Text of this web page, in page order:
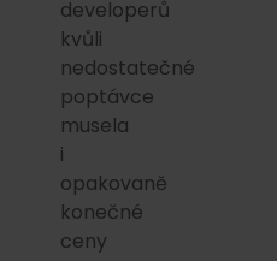
developerů
kvůli
nedostatečné
poptávce
musela
i
opakovaně
konečné
ceny